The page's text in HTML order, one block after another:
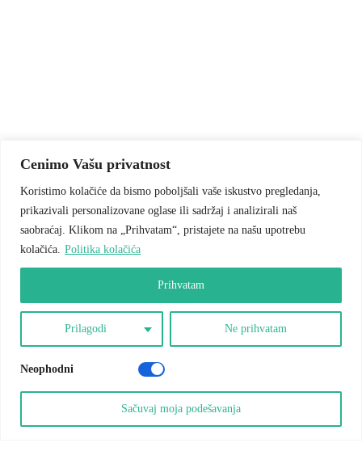
Cenimo Vašu privatnost
Koristimo kolačiće da bismo poboljšali vaše iskustvo pregledanja,
prikazivali personalizovane oglase ili sadržaj i analizirali naš
saobraćaj. Klikom na „Prihvatam“, pristajete na našu upotrebu
kolačića. Politika kolačića
Prilagodi Ne prihvatam
Prihvatam
Neophodni
Sačuvaj moja podešavanja